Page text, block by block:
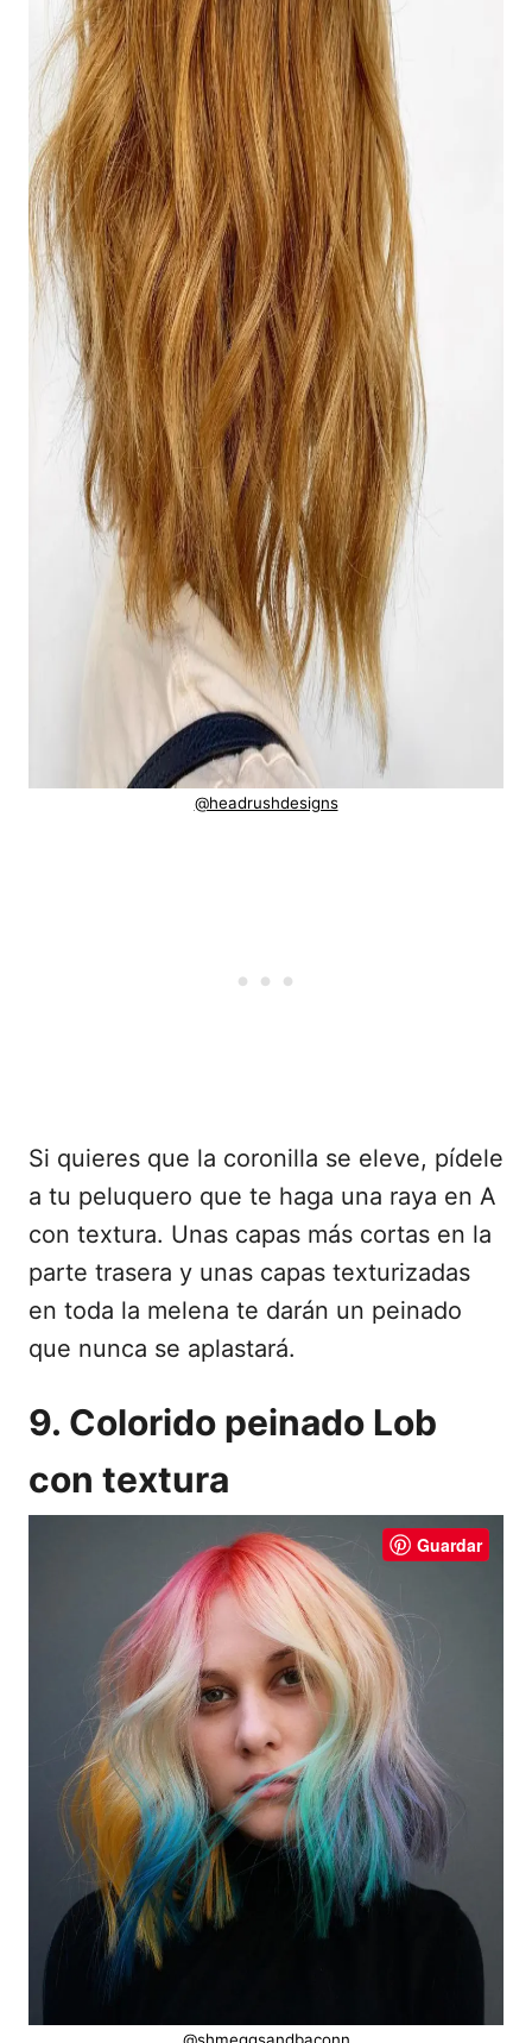
@headrushdesigns
Si quieres que la coronilla se eleve, pídele
a tu peluquero que te haga una raya en A
con textura. Unas capas más cortas en la
parte trasera y unas capas texturizadas
en toda la melena te darán un peinado
que nunca se aplastará.
9. Colorido peinado Lob
con textura
Guardar